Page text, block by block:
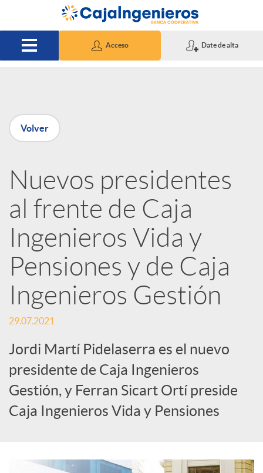
Saltar al contenido principal
Acceso Date de alta
P
u
b
l
i
c
d
o
Volver
Nuevos presidentes
al frente de Caja
Ingenieros Vida y
Pensiones y de Caja
Ingenieros Gestión
29.07.2021
Jordi Martí Pidelaserra es el nuevo
presidente de Caja Ingenieros
Gestión, y Ferran Sicart Ortí preside
Caja Ingenieros Vida y Pensiones